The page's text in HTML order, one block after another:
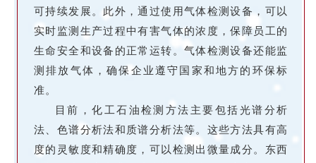
可持续发展。此外，通过使用气体检测设备，可以
实时监测生产过程中有害气体的浓度，保障员工的
生命安全和设备的正常运转。气体检测设备还能监
测排放气体，确保企业遵守国家和地方的环保标
准。
目前，化工石油检测方法主要包括光谱分析
法、色谱分析法和质谱分析法等。这些方法具有高
度的灵敏度和精确度，可以检测出微量成分。东西